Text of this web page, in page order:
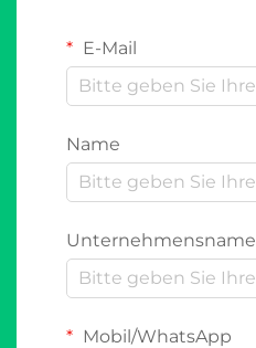
E-Mail
Name
Unternehmensname
Mobil/WhatsApp